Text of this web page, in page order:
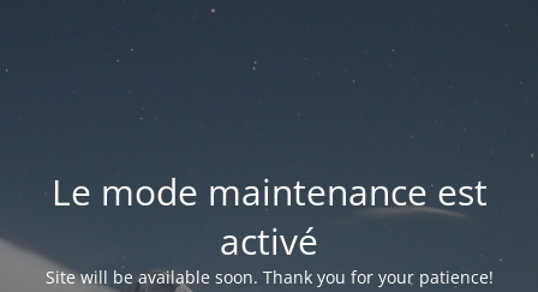
Le mode maintenance est
activé
Site will be available soon. Thank you for your patience!